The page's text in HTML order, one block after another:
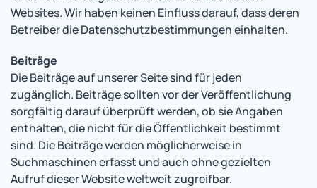
Websites. Wir haben keinen Einfluss darauf, dass deren
Betreiber die Datenschutzbestimmungen einhalten.
Beiträge
Die Beiträge auf unserer Seite sind für jeden
zugänglich. Beiträge sollten vor der Veröffentlichung
sorgfältig darauf überprüft werden, ob sie Angaben
enthalten, die nicht für die Öffentlichkeit bestimmt
sind. Die Beiträge werden möglicherweise in
Suchmaschinen erfasst und auch ohne gezielten
Aufruf dieser Website weltweit zugreifbar.